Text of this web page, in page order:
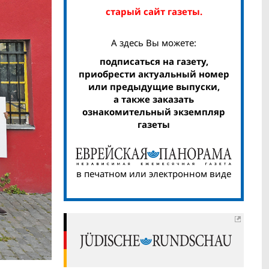
старый сайт газеты.
А здесь Вы можете:
подписаться на газету,
приобрести актуальный номер
или предыдущие выпуски,
а также заказать
ознакомительный экземпляр
газеты
в печатном или электронном виде